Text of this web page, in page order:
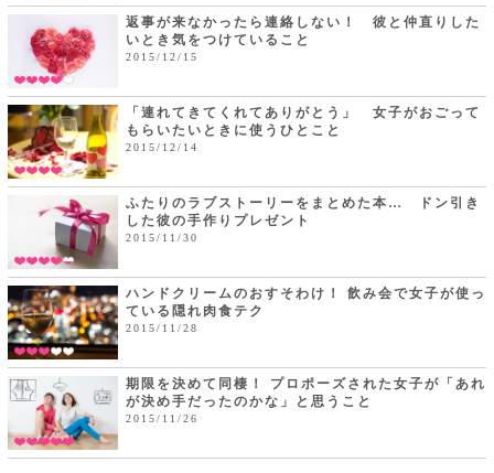
返事が来なかったら連絡しない！ 彼と仲直りした
いとき気をつけていること
2015/12/15
「連れてきてくれてありがとう」 女子がおごって
もらいたいときに使うひとこと
2015/12/14
ふたりのラブストーリーをまとめた本… ドン引き
した彼の手作りプレゼント
2015/11/30
ハンドクリームのおすそわけ！ 飲み会で女子が使っ
ている隠れ肉食テク
2015/11/28
期限を決めて同棲！ プロポーズされた女子が「あれ
が決め手だったのかな」と思うこと
2015/11/26